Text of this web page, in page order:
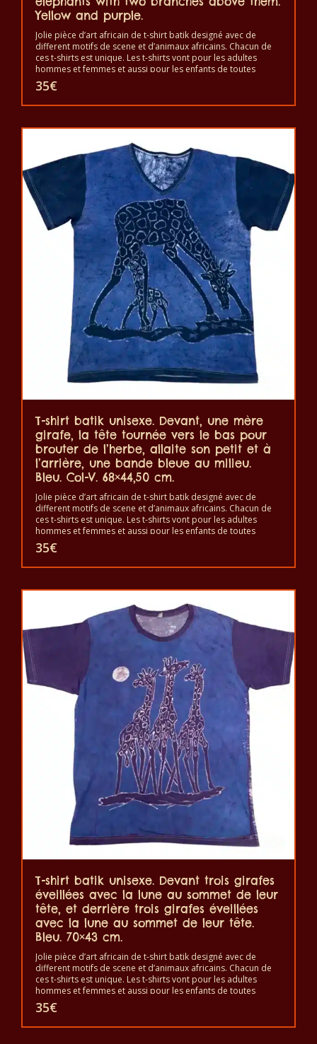
Yellow and purple.
Jolie pièce d’art africain de t-shirt batik designé avec de
different motifs de scene et d’animaux africains. Chacun de
ces t-shirts est unique. Les t-shirts vont pour les adultes
hommes et femmes et aussi pour les enfants de toutes
tailles. Le t-shirt peut être lavé en machine à 40°C. Il ne fait
pas sortir de couleur. Les t-shirts sont 100% coton.
35€
T-shirt batik unisexe. Devant, une mère
girafe, la tête tournée vers le bas pour
brouter de l’herbe, allaite son petit et à
l’arrière, une bande bleue au milieu.
Bleu. Col-V. 68×44,50 cm.
Jolie pièce d’art africain de t-shirt batik designé avec de
different motifs de scene et d’animaux africains. Chacun de
ces t-shirts est unique. Les t-shirts vont pour les adultes
hommes et femmes et aussi pour les enfants de toutes
tailles. Le t-shirt peut être lavé en machine à 40°C. Il ne fait
pas sortir de couleur. Les t-shirts sont 100% coton.
35€
T-shirt batik unisexe. Devant trois girafes
éveillées avec la lune au sommet de leur
tête, et derrière trois girafes éveillées
avec la lune au sommet de leur tête.
Bleu. 70×43 cm.
Jolie pièce d’art africain de t-shirt batik designé avec de
different motifs de scene et d’animaux africains. Chacun de
ces t-shirts est unique. Les t-shirts vont pour les adultes
hommes et femmes et aussi pour les enfants de toutes
tailles. Le t-shirt peut être lavé en machine à 40°C. Il ne fait
pas sortir de couleur. Les t-shirts sont 100% coton.
35€